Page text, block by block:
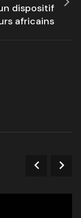
dispositif
africains